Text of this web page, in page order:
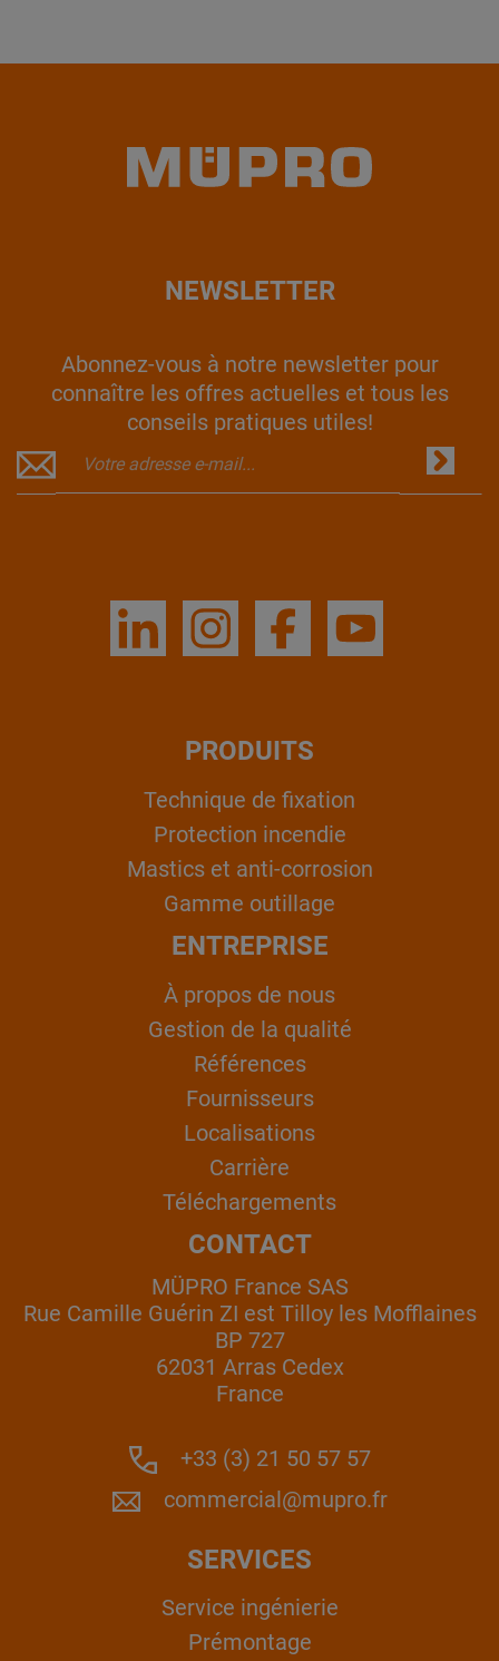
NEWSLETTER
Abonnez-vous à notre newsletter pour
connaître les offres actuelles et tous les
conseils pratiques utiles!
PRODUITS
Technique de fixation
Protection incendie
Mastics et anti-corrosion
Gamme outillage
ENTREPRISE
À propos de nous
Gestion de la qualité
Références
Fournisseurs
Localisations
Carrière
Téléchargements
CONTACT
MÜPRO France SAS
Rue Camille Guérin ZI est Tilloy les Mofflaines
BP 727
62031 Arras Cedex
France
+33 (3) 21 50 57 57
commercial@mupro.fr
SERVICES
Service ingénierie
Prémontage